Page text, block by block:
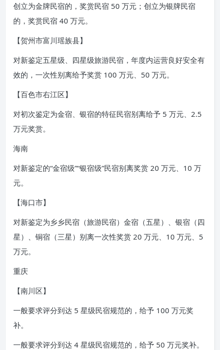
创立为金牌民宿的，奖赏民宿 50 万元；创立为银牌民宿
的，奖赏民宿 40 万元。
【贺州市富川瑶族县】
对新鉴定五星级、四星级旅游民宿，年度内运营良好安全有
效的，一次性别离给予奖赏 100 万元、50 万元。
【百色市右江区】
对初次鉴定为金宿、银宿的特征民宿别离给予 5 万元、2.5
万元奖赏。
海南
对新鉴定的“金宿级”“银宿级”民宿别离奖赏 20 万元、10 万
元。
【海口市】
对新鉴定为乡乡民宿（旅游民宿）金宿（五星）、银宿（四
星）、铜宿（三星）别离一次性奖赏 20 万元、10 万元、5
万元。
重庆
【南川区】
一般要求评分到达 5 星级民宿规范的，给予 100 万元奖
补。
一般要求评分到达 4 星级民宿规范的，给予 50 万元奖补。